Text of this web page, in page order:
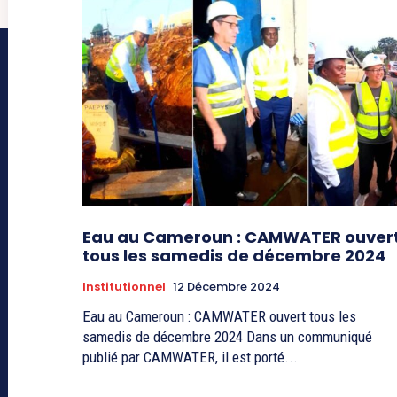
Eau au Cameroun : CAMWATER
tous les samedis de décembre 2024
Institutionnel 12 Décembre 2024
Eau au Cameroun : CAMWATER ouvert tous les
samedis de décembre 2024 Dans un communiqué
publié par CAMWATER, il est porté...